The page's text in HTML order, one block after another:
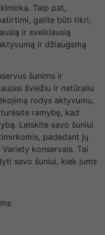
Taip pat,
galite būti tikri,
ir sveikiausią
ir džiaugsmą
šunims ir
šviežiu ir natūraliu
rodys aktyvumu,
ramybę, kad
Leiskite savo šuniui
padedant jų
konservais. Tai
savo šuniui, kiek jums